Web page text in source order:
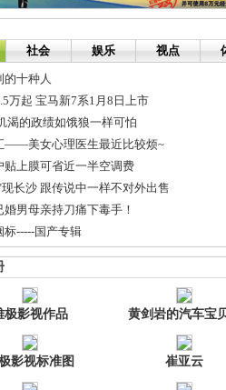
社会 娱乐 视点
的十种人
万起 宝马新7系1月8日上市
渴的政绩如饿狼一样可怕
——美女心理医生最近比较烦~
贴上膜可省近一半空调费
长沙 跟传说中一样不对外出售
男母亲持刀痛下毒手！
标-----国产专辑
澳门带您领略电影世界的万种风情
社会”建设应重视空间布局优化
极影视作品 黄剑岩的汽车宝
影视标准图 崔亚云